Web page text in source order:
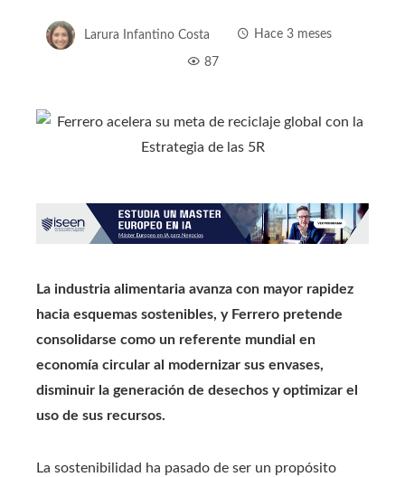
Larura Infantino Costa Hace 3 meses
87
La industria alimentaria avanza con mayor rapidez
hacia esquemas sostenibles, y Ferrero pretende
consolidarse como un referente mundial en
economía circular al modernizar sus envases,
disminuir la generación de desechos y optimizar el
uso de sus recursos.
La sostenibilidad ha pasado de ser un propósito